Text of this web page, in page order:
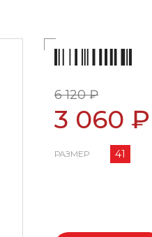
6 120 ₽
3 060 ₽
РАЗМЕР 41